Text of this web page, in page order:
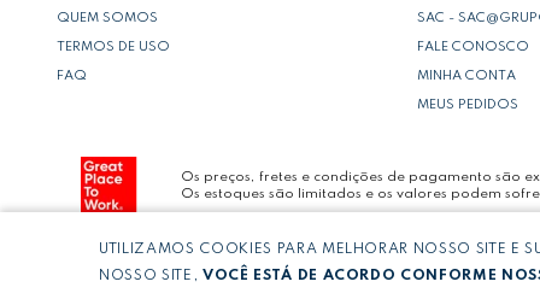
QUEM SOMOS
TERMOS DE USO
FAQ
SAC -
FALE CONOSCO
MINHA CONTA
MEUS PEDIDOS
Os preços, fretes e condições de pagamento são
Os estoques são limitados e os valores podem
Copyright © LEONORA COMERCIO INTERNACIONAL
UTILIZAMOS COOKIES PARA MELHORAR NOSSO SITE E
NOSSO SITE, VOCÊ ESTÁ DE ACORDO CONFORME